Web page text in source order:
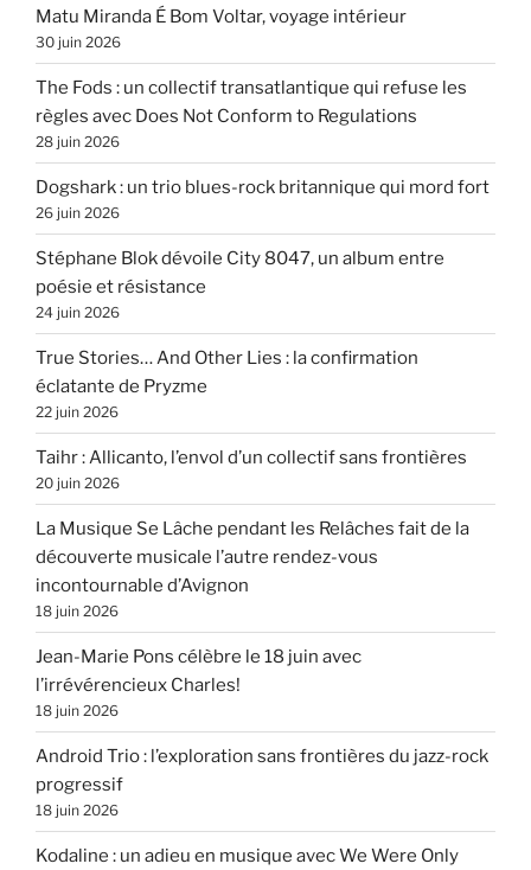
Matu Miranda É Bom Voltar, voyage intérieur
30 juin 2026
The Fods : un collectif transatlantique qui refuse les
règles avec Does Not Conform to Regulations
28 juin 2026
Dogshark : un trio blues-rock britannique qui mord fort
26 juin 2026
Stéphane Blok dévoile City 8047, un album entre
poésie et résistance
24 juin 2026
True Stories… And Other Lies : la confirmation
éclatante de Pryzme
22 juin 2026
Taihr : Allicanto, l’envol d’un collectif sans frontières
20 juin 2026
La Musique Se Lâche pendant les Relâches fait de la
découverte musicale l’autre rendez-vous
incontournable d’Avignon
18 juin 2026
Jean-Marie Pons célèbre le 18 juin avec
l’irrévérencieux Charles!
18 juin 2026
Android Trio : l’exploration sans frontières du jazz-rock
progressif
18 juin 2026
Kodaline : un adieu en musique avec We Were Only